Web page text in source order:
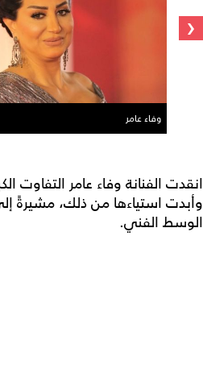
وفاء عامر
‹
انقدت الفنانة وفاء عامر التفاوت
وأبدت استياءها من ذلك، مشيرةً
الوسط الفني.